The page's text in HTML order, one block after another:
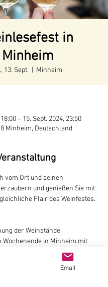
in
Minheim
13. Sept. Minheim
– 15. Sept. 2024, 23:50
Minheim, Deutschland
vom Ort und seinen
und genießen Sie mit
Flair des Weinfestes.
der Weinstände
Wochenende in Minheim mit
leckeren Gaumenfreuden in
Samstag und Sonntag sind
und die Marktstände ab 11:00
Email